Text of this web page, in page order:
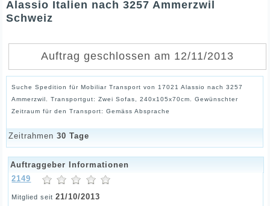
Alassio Italien nach 3257 Ammerzwil
Schweiz
Auftrag geschlossen am 12/11/2013
Suche Spedition für Mobiliar Transport von 17021 Alassio nach 3257
Ammerzwil. Transportgut: Zwei Sofas, 240x105x70cm. Gewünschter
Zeitraum für den Transport: Gemäss Absprache
Zeitrahmen 30 Tage
Auftraggeber Informationen
2149
Mitglied seit21/10/2013